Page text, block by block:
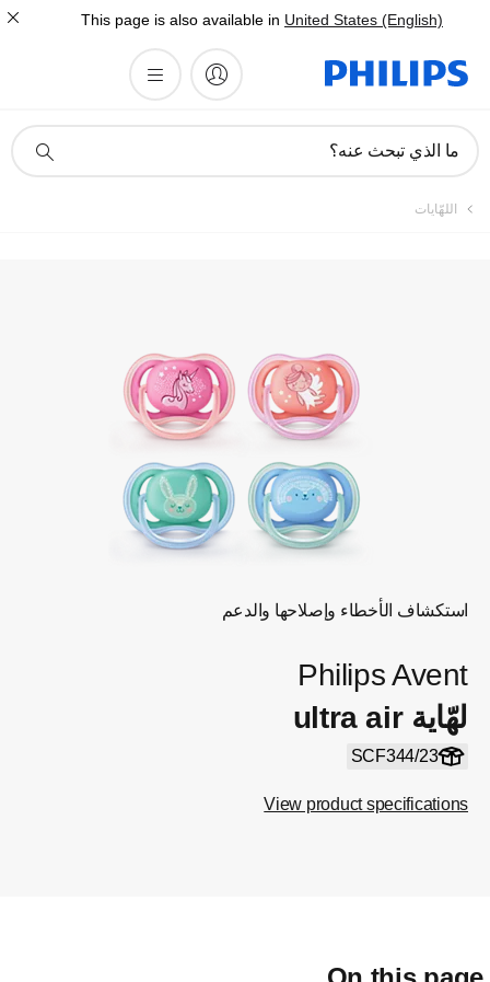
This page is also available in United States (English)
دعم
ما الذي تبحث عنه؟
اللهّايات
استكشاف الأخطاء وإصلاحها والدعم
Philips Avent
لهّاية ultra air
SCF344/23
View product specifications